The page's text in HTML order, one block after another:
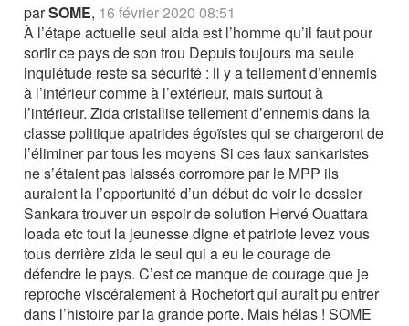
parSOME, 16 février 2020 08:51
À l’étape actuelle seul aida est l’homme qu’il faut pour
sortir ce pays de son trou Depuis toujours ma seule
inquiétude reste sa sécurité : il y a tellement d’ennemis
à l’intérieur comme à l’extérieur, mais surtout à
l’intérieur. Zida cristallise tellement d’ennemis dans la
classe politique apatrides égoïstes qui se chargeront de
l’éliminer par tous les moyens Si ces faux sankaristes
ne s’étaient pas laissés corrompre par le MPP ils
auraient la l’opportunité d’un début de voir le dossier
Sankara trouver un espoir de solution Hervé Ouattara
loada etc tout la jeunesse digne et patriote levez vous
tous derrière zida le seul qui a eu le courage de
défendre le pays. C’est ce manque de courage que je
reproche viscéralement à Rochefort qui aurait pu entrer
dans l’histoire par la grande porte. Mais hélas ! SOME